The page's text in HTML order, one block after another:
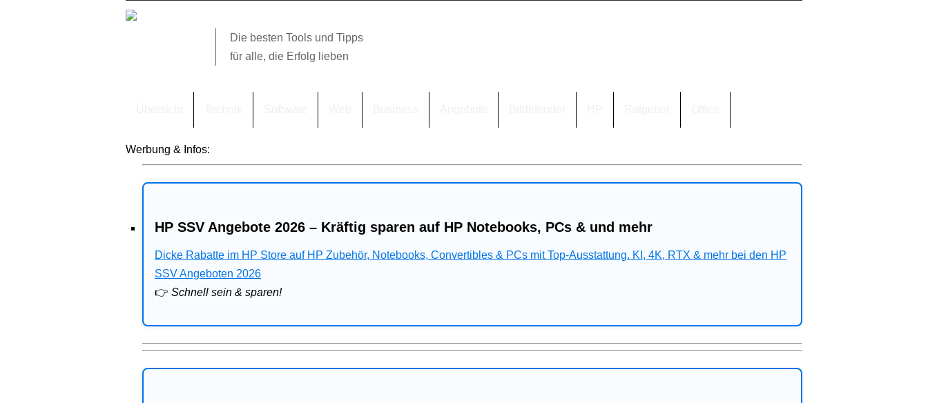
Die besten Tools und Tipps
für alle, die Erfolg lieben
Werbung & Infos:
HP SSV Angebote 2026 – Kräftig sparen auf HP Notebooks, PCs & und mehr
Dicke Rabatte im HP Store auf HP Zubehör, Notebooks, Convertibles & PCs mit Top-Ausstattung. KI, 4K, RTX & mehr bei den HP
SSV Angeboten 2026
👉 Schnell sein & sparen!